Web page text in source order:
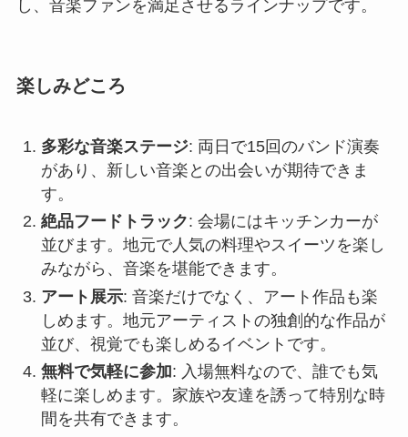
し、音楽ファンを満足させるラインナップです。
楽しみどころ
多彩な音楽ステージ: 両日で15回のバンド演奏
があり、新しい音楽との出会いが期待できま
す。
絶品フードトラック: 会場にはキッチンカーが
並びます。地元で人気の料理やスイーツを楽し
みながら、音楽を堪能できます。
アート展示: 音楽だけでなく、アート作品も楽
しめます。地元アーティストの独創的な作品が
並び、視覚でも楽しめるイベントです。
無料で気軽に参加: 入場無料なので、誰でも気
軽に楽しめます。家族や友達を誘って特別な時
間を共有できます。